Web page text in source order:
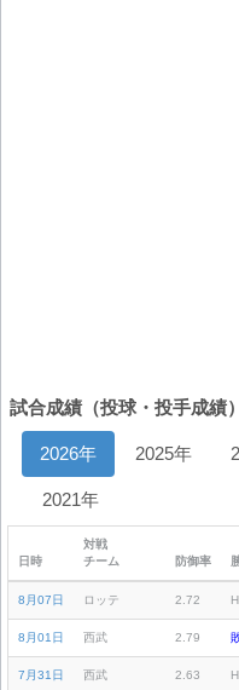
試合成績（投球・投手成績）
2026年 2025年
2021年
日時
対戦
チーム
防御率
8月07日 ロッテ 2.72 H
8月01日 西武 2.79
7月31日 西武 2.63 H